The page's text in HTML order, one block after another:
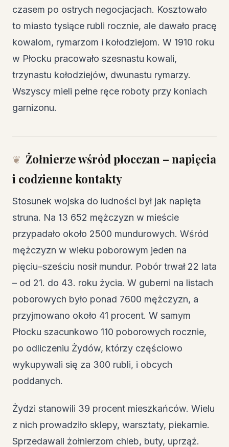
czasem po ostrych negocjacjach. Kosztowało
to miasto tysiące rubli rocznie, ale dawało pracę
kowalom, rymarzom i kołodziejom. W 1910 roku
w Płocku pracowało szesnastu kowali,
trzynastu kołodziejów, dwunastu rymarzy.
Wszyscy mieli pełne ręce roboty przy koniach
garnizonu.
Żołnierze wśród płocczan – napięcia
i codzienne kontakty
Stosunek wojska do ludności był jak napięta
struna. Na 13 652 mężczyzn w mieście
przypadało około 2500 mundurowych. Wśród
mężczyzn w wieku poborowym jeden na
pięciu–sześciu nosił mundur. Pobór trwał 22 lata
– od 21. do 43. roku życia. W guberni na listach
poborowych było ponad 7600 mężczyzn, a
przyjmowano około 41 procent. W samym
Płocku szacunkowo 110 poborowych rocznie,
po odliczeniu Żydów, którzy częściowo
wykupywali się za 300 rubli, i obcych
poddanych.
Żydzi stanowili 39 procent mieszkańców. Wielu
z nich prowadziło sklepy, warsztaty, piekarnie.
Sprzedawali żołnierzom chleb, buty, uprząż.